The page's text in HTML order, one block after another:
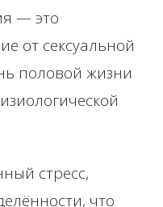
— это
от сексуальной
половой жизни
стресс,
что